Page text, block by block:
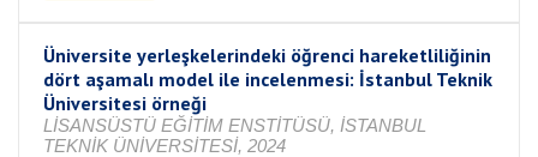
Üniversite yerleşkelerindeki öğrenci hareketliliğinin
dört aşamalı model ile incelenmesi: İstanbul Teknik
Üniversitesi örneği
LİSANSÜSTÜ EĞİTİM ENSTİTÜSÜ, İSTANBUL
TEKNİK ÜNİVERSİTESİ, 2024